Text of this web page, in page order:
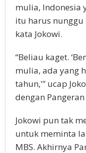
mulia, Indonesia
itu harus nunggu
kata Jokowi.
“Beliau kaget.
mulia, ada yang
tahun,'” ucap
dengan Pangeran
Jokowi pun tak
untuk meminta
MBS. Akhirnya